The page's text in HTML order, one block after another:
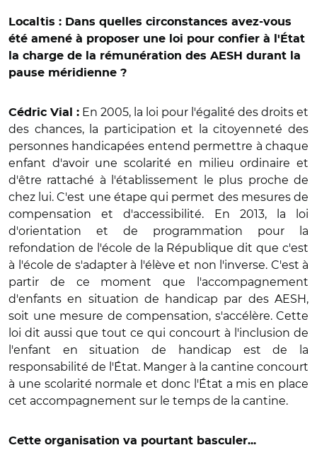
Localtis : Dans quelles circonstances avez-vous
été amené à proposer une loi pour confier à l'État
la charge de la rémunération des AESH durant la
pause méridienne ?
Cédric Vial : En 2005, la loi pour l'égalité des droits et
des chances, la participation et la citoyenneté des
personnes handicapées entend permettre à chaque
enfant d'avoir une scolarité en milieu ordinaire et
d'être rattaché à l'établissement le plus proche de
chez lui. C'est une étape qui permet des mesures de
compensation et d'accessibilité. En 2013, la loi
d'orientation et de programmation pour la
refondation de l'école de la République dit que c'est
à l'école de s'adapter à l'élève et non l'inverse. C'est à
partir de ce moment que l'accompagnement
d'enfants en situation de handicap par des AESH,
soit une mesure de compensation, s'accélère. Cette
loi dit aussi que tout ce qui concourt à l'inclusion de
l'enfant en situation de handicap est de la
responsabilité de l'État. Manger à la cantine concourt
à une scolarité normale et donc l'État a mis en place
cet accompagnement sur le temps de la cantine.
Cette organisation va pourtant basculer...